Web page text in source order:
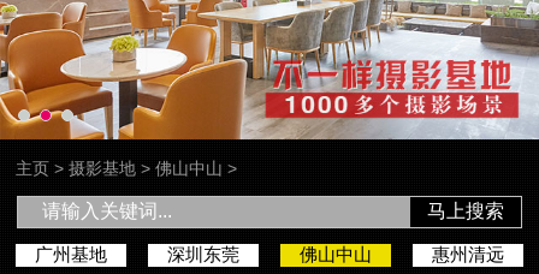
主页 >摄影基地 >佛山中山 >
马上搜索
广州基地 深圳东莞 佛山中山
惠州清远